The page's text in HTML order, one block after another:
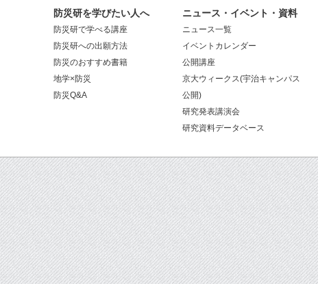
防災研を学びたい人へ
防災研で学べる講座
防災研への出願方法
防災のおすすめ書籍
地学×防災
防災Q&A
ニュース・イベント・資料
ニュース一覧
イベントカレンダー
公開講座
京大ウィークス(宇治キャンパス
公開)
研究発表講演会
研究資料データベース